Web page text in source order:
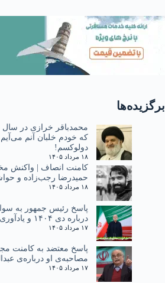
برگزیده‌ها
که خودم خلبان آنم
دولوکسم!
۱۸ مرداد ۱۴۰۵
کامنت انصاف | واکنش
حمیدرضا رجب‌زاده و
۱۸ مرداد ۱۴۰۵
پاسخ رئیس جمهور به
درباره دی ۱۴۰۴ و یادآوری نطق سال ۸۸
۱۷ مرداد ۱۴۰۵
پاسخ معتضد به کامنت
مصاحبه‌ی او درباره‌ی
۱۷ مرداد ۱۴۰۵